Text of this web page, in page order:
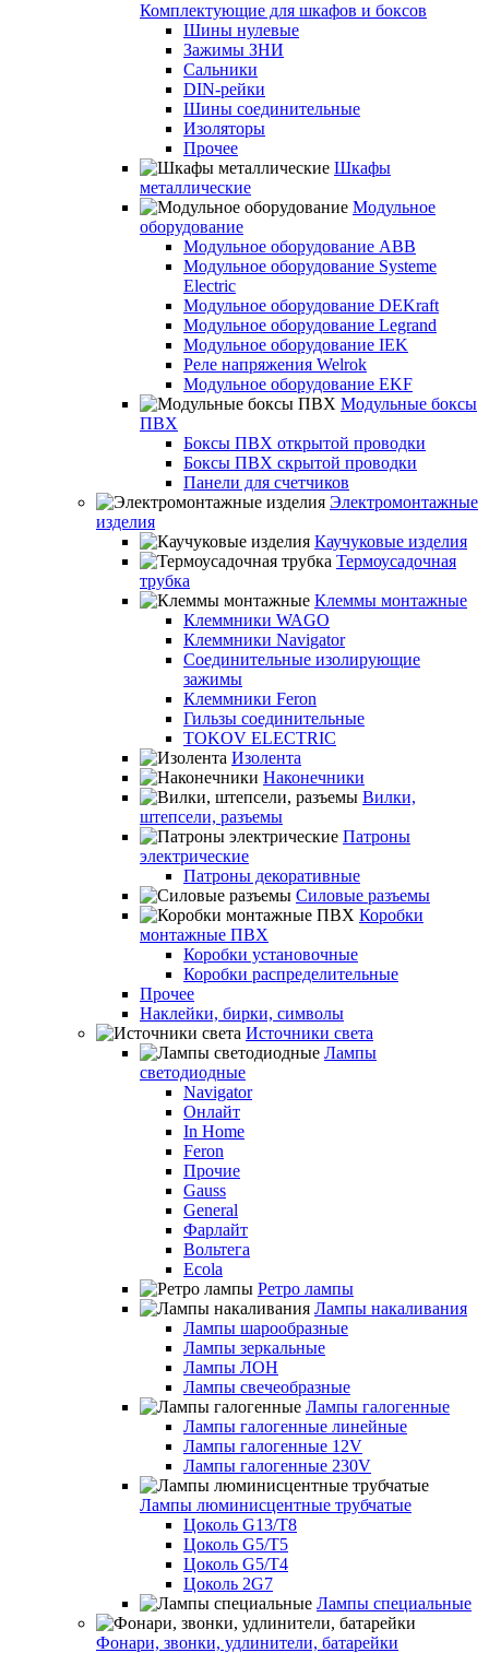
Комплектующие для шкафов и боксов
Шины нулевые
Зажимы ЗНИ
Сальники
DIN-рейки
Шины соединительные
Изоляторы
Прочее
Шкафы
металлические
Модульное
оборудование
Модульное оборудование ABB
Модульное оборудование Systeme
Electric
Модульное оборудование DEKraft
Модульное оборудование Legrand
Модульное оборудование IEK
Реле напряжения Welrok
Модульное оборудование EKF
Модульные боксы
ПВХ
Боксы ПВХ открытой проводки
Боксы ПВХ скрытой проводки
Панели для счетчиков
Электромонтажные
изделия
Каучуковые изделия
Термоусадочная
трубка
Клеммы монтажные
Клеммники WAGO
Клеммники Navigator
Соединительные изолирующие
зажимы
Клеммники Feron
Гильзы соединительные
TOKOV ELECTRIC
Изолента
Наконечники
Вилки,
штепсели, разъемы
Патроны
электрические
Патроны декоративные
Силовые разъемы
Коробки
монтажные ПВХ
Коробки установочные
Коробки распределительные
Прочее
Наклейки, бирки, символы
Источники света
Лампы
светодиодные
Navigator
Онлайт
In Home
Feron
Прочие
Gauss
General
Фарлайт
Вольтега
Ecola
Ретро лампы
Лампы накаливания
Лампы шарообразные
Лампы зеркальные
Лампы ЛОН
Лампы свечеобразные
Лампы галогенные
Лампы галогенные линейные
Лампы галогенные 12V
Лампы галогенные 230V
Лампы люминисцентные трубчатые
Цоколь G13/T8
Цоколь G5/Т5
Цоколь G5/T4
Цоколь 2G7
Лампы специальные
Фонари, звонки, удлинители, батарейки